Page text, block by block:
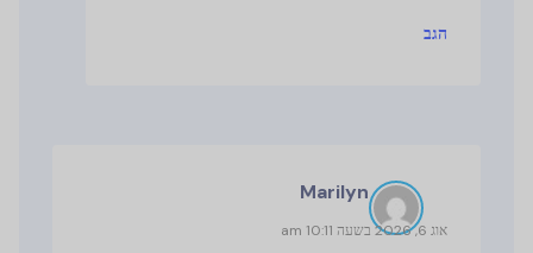
הגב
Marilyn
אוג 6, 2026 בשעה 10:11 am